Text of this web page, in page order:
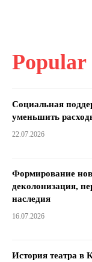
Popular
Социальная
уменьшить
22.07.2026
Формирование
деколонизация,
наследия
16.07.2026
История театра в